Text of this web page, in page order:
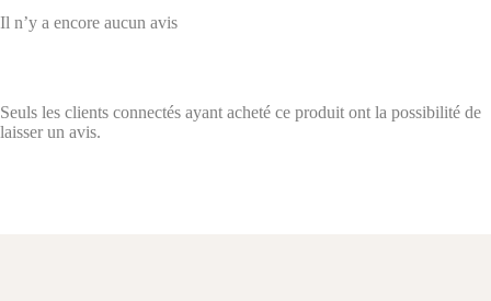
Il n’y a encore aucun avis
Seuls les clients connectés ayant acheté ce produit ont la possibilité de
laisser un avis.